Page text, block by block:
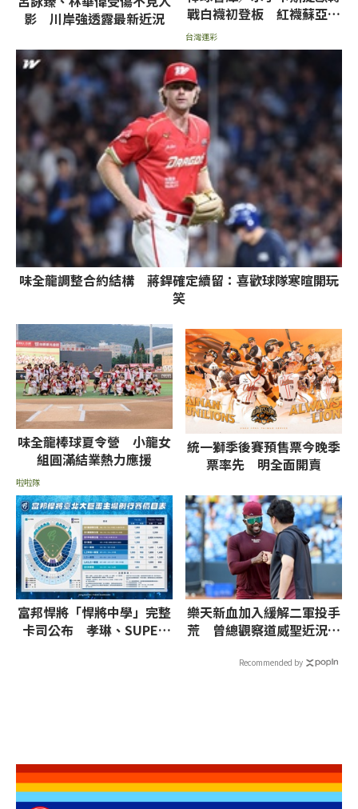
影 川岸強透露最新近況
戰白襪初登板 紅襪蘇亞雷
茲挨轟率低推薦讓分
台灣運彩
味全龍調整合約結構 蔣銲確定續留：喜歡球隊寒暄開玩
笑
味全龍棒球夏令營 小龍女
組圓滿結業熱力應援
啦啦隊
統一獅季後賽預售票今晚季
票率先 明全面開賣
富邦悍將「悍將中學」完整
卡司公布 孝琳、SUPER
樂天新血加入緩解二軍投手
荒 曾總觀察道威聖近況：
Recommended by